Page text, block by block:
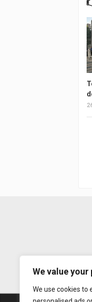
We value your
We use cookies to